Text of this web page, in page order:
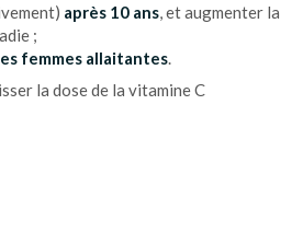
après 10 ans, et augmenter la
;
femmes allaitantes.
la dose de la vitamine C